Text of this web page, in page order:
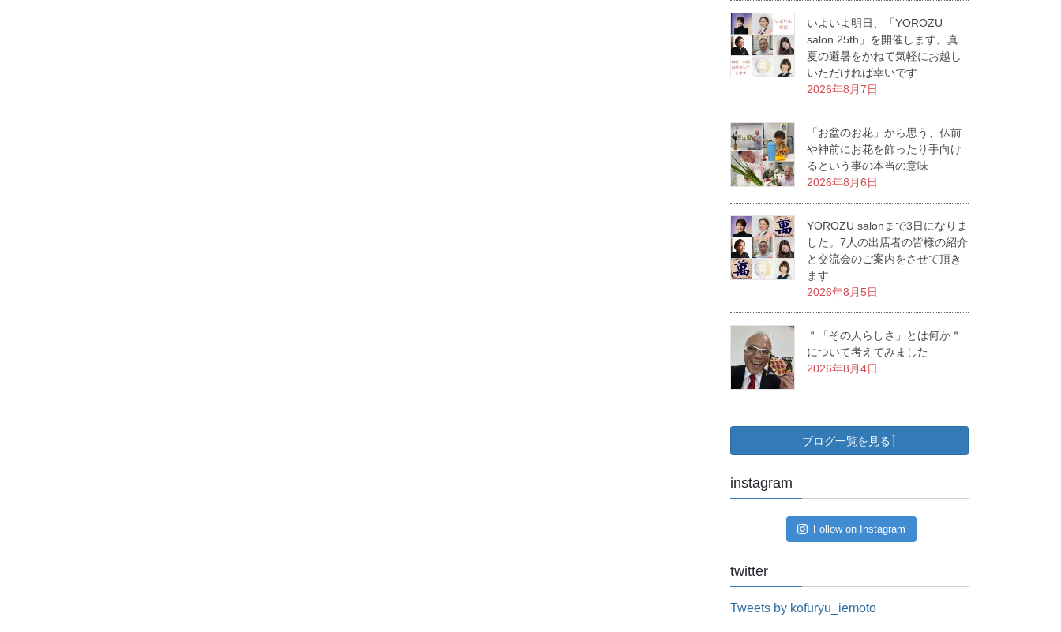
いよいよ明日、「YOROZU
salon 25th」を開催します。真
夏の避暑をかねて気軽にお越し
いただければ幸いです
2026年8月7日
「お盆のお花」から思う、仏前
や神前にお花を飾ったり手向け
るという事の本当の意味
2026年8月6日
YOROZU salonまで3日になりま
した。7人の出店者の皆様の紹介
と交流会のご案内をさせて頂き
ます
2026年8月5日
＂「その人らしさ」とは何か＂
について考えてみました
2026年8月4日
ブログ一覧を見る
instagram
Follow on Instagram
twitter
Tweets by kofuryu_iemoto